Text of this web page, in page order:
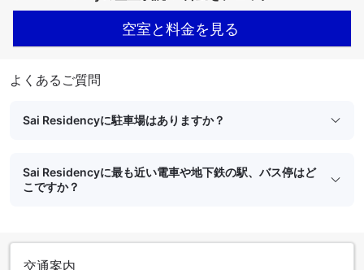
空室と料金を見る
よくあるご質問
Sai Residencyに駐車場はありますか？
Sai Residencyに最も近い電車や地下鉄の駅、バス停はど
こですか？
交通案内